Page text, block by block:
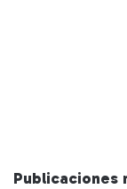
Publicaciones